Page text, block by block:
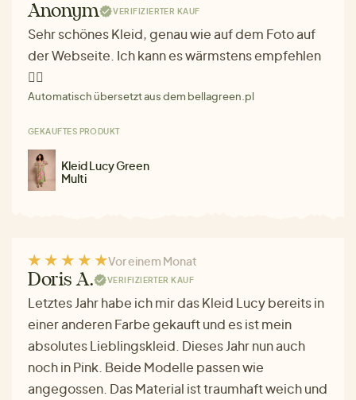
Anonym VERIFIZIERTER KAUF
Sehr schönes Kleid, genau wie auf dem Foto auf
der Webseite. Ich kann es wärmstens empfehlen
❤️‍🔥
Automatisch übersetzt aus dem bellagreen.pl
GEKAUFTES PRODUKT
Kleid Lucy Green
Multi
Vor einem Monat
Doris A. VERIFIZIERTER KAUF
Letztes Jahr habe ich mir das Kleid Lucy bereits in
einer anderen Farbe gekauft und es ist mein
absolutes Lieblingskleid. Dieses Jahr nun auch
noch in Pink. Beide Modelle passen wie
angegossen. Das Material ist traumhaft weich und